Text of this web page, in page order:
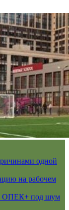
одной
на рабочем
ОПЕК+ под шум